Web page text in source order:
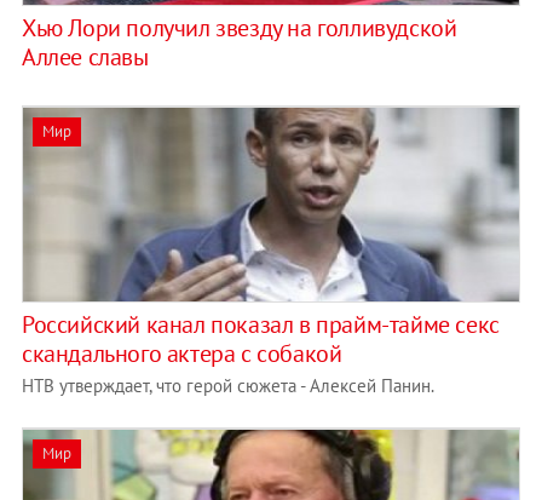
Хью Лори получил звезду на голливудской
Аллее славы
Мир
Российский канал показал в прайм-тайме секс
скандального актера с собакой
НТВ утверждает, что герой сюжета - Алексей Панин.
Мир